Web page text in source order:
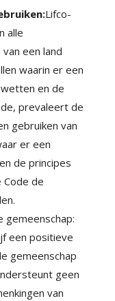
Lifco-
alle
een land
waarin er een
en de
prevaleert de
gebruiken van
er een
de principes
Code de
gemeenschap:
een positieve
gemeenschap
geen
van